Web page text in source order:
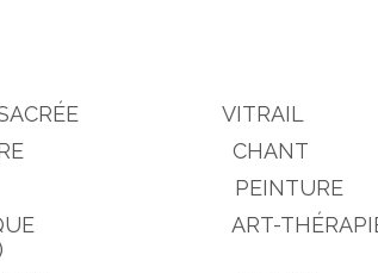
SACRÉE VITRAIL
CHANT
PEINTURE
ART-THÉRAPIE